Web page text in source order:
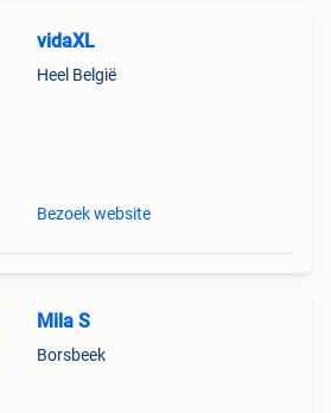
vidaXL
Heel België
Bezoek website
Mila S
Borsbeek